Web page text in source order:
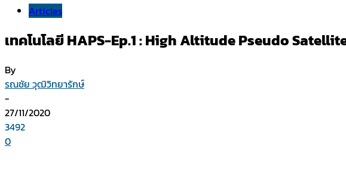
Articles
เทคโนโลยี HAPS-Ep.1 : High Altitude Pseudo
By
รณชัย วุฒิวิทยารักษ์
-
27/11/2020
3492
0